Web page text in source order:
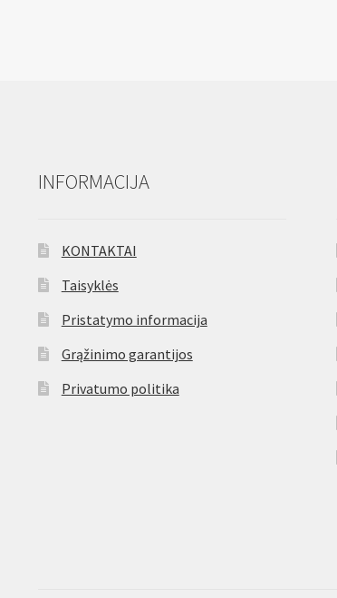
INFORMACIJA
KONTAKTAI
Taisyklės
Pristatymo informacija
Grąžinimo garantijos
Privatumo politika